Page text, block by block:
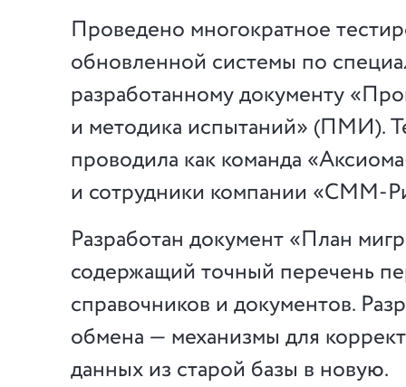
Проведено многократное
обновленной системы по
разработанному документу
и методика испытаний» (ПМИ).
проводила как команда
и сотрудники компании «СММ-
Разработан документ «План
содержащий точный перечень
справочников и документов.
обмена — механизмы для
данных из старой базы в новую.